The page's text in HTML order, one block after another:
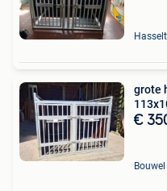
Hasselt
grote
€
Bouwel